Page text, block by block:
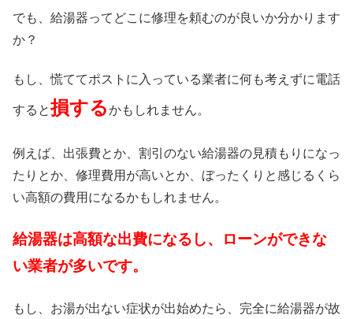
でも、給湯器ってどこに修理を頼むのが良いか分かります
か？
もし、慌ててポストに入っている業者に何も考えずに電話
すると損するかもしれません。
例えば、出張費とか、割引のない給湯器の見積もりになっ
たりとか、修理費用が高いとか、ぼったくりと感じるくら
い高額の費用になるかもしれません。
給湯器は高額な出費になるし、ローンができな
い業者が多いです。
もし、お湯が出ない症状が出始めたら、完全に給湯器が故